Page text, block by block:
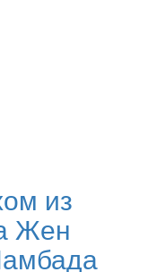
из
Жен